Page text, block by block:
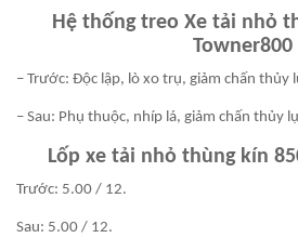
Hệ thống treo Xe tải nhỏ
Towner800
– Trước: Độc lập, lò xo trụ, giảm chấn thủy
– Sau: Phụ thuộc, nhíp lá, giảm chấn thủy
Lốp xe tải nhỏ thùng kín
Trước: 5.00 / 12.
Sau: 5.00 / 12.